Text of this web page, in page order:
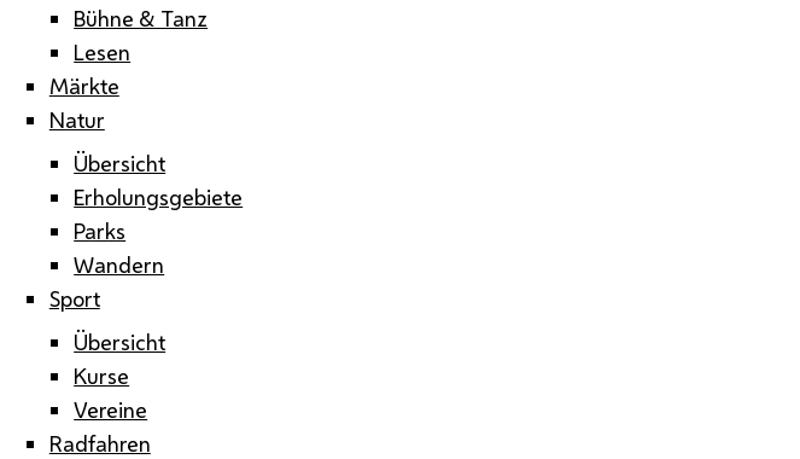
Bühne & Tanz
Lesen
Märkte
Natur
Übersicht
Erholungsgebiete
Parks
Wandern
Sport
Übersicht
Kurse
Vereine
Radfahren